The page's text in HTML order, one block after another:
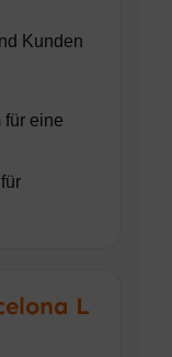
Kunden
für eine
L